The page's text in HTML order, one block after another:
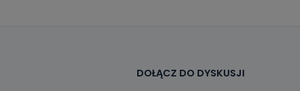
DOŁĄCZ DO DYSKUSJI